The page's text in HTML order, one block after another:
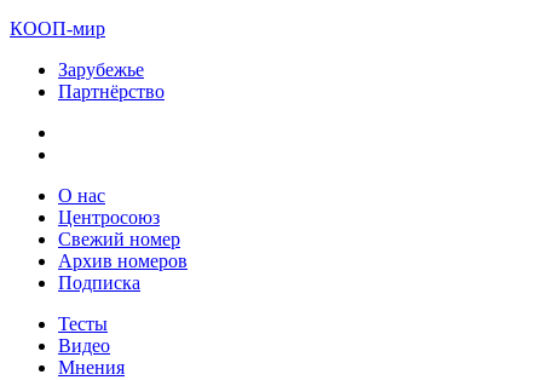
КООП-мир
Зарубежье
Партнёрство
О нас
Центросоюз
Свежий номер
Архив номеров
Подписка
Тесты
Видео
Мнения